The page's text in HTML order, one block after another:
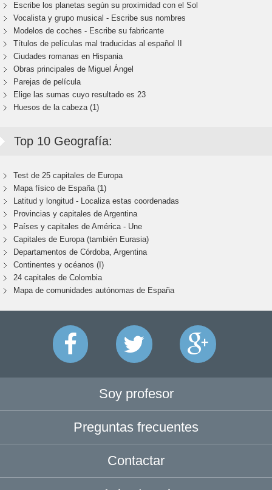
Escribe los planetas según su proximidad con el Sol
Vocalista y grupo musical - Escribe sus nombres
Modelos de coches - Escribe su fabricante
Títulos de películas mal traducidas al español II
Ciudades romanas en Hispania
Obras principales de Miguel Ángel
Parejas de película
Elige las sumas cuyo resultado es 23
Huesos de la cabeza (1)
Top 10 Geografía:
Test de 25 capitales de Europa
Mapa físico de España (1)
Latitud y longitud - Localiza estas coordenadas
Provincias y capitales de Argentina
Países y capitales de América - Une
Capitales de Europa (también Eurasia)
Departamentos de Córdoba, Argentina
Continentes y océanos (I)
24 capitales de Colombia
Mapa de comunidades autónomas de España
Soy profesor
Preguntas frecuentes
Contactar